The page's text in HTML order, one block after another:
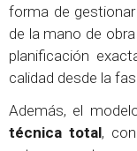
forma de
de la mano de
planificación
calidad desde la
Además, el
técnica total,